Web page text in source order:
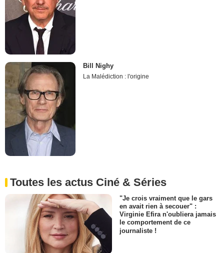
Bill Nighy
La Malédiction : l'origine
Toutes les actus Ciné & Séries
"Je crois vraiment que le gars
en avait rien à secouer" :
Virginie Efira n'oubliera jamais
le comportement de ce
journaliste !